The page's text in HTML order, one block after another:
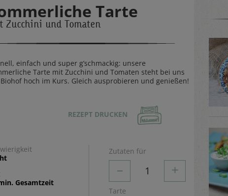
Tarte
Zucchini und Tomaten
einfach und super g’schmackig: unsere
Tarte mit Zucchini und Tomaten steht bei uns
hoch im Kurs. Gleich ausprobieren und genießen!
REZEPT DRUCKEN
Gesamtzeit
Zutaten für
– 1 +
Tarte